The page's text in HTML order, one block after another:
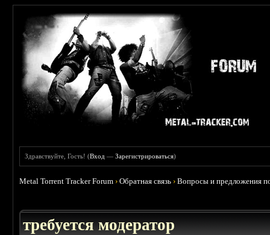
Здравствуйте, Гость! (Вход —Зарегистрироваться)
Metal Torrent Tracker Forum ›Обратная связь ›Вопросы и предложения
требуется модератор